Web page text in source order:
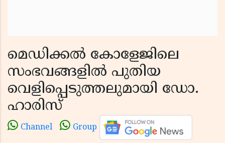
മെഡിക്കൽ കോളേജിലെ
സംഭവങ്ങളിൽ പുതിയ
വെളിപ്പെടുത്തലുമായി ഡോ.
ഹാരിസ്
Channel Group